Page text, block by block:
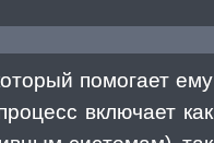
помогает ему
включает как